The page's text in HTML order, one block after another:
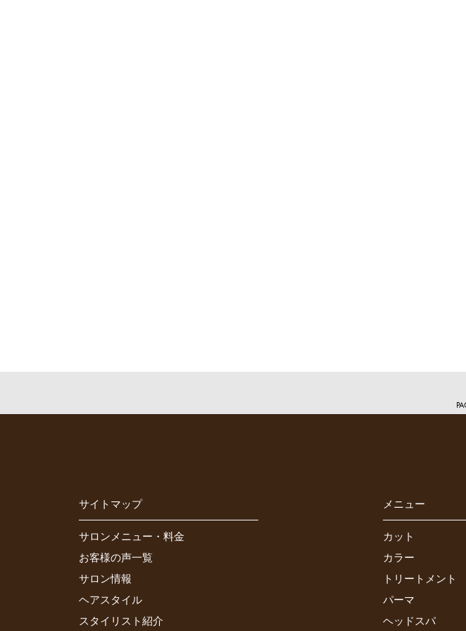
サイトマップ
サロンメニュー・料金
お客様の声一覧
サロン情報
ヘアスタイル
スタイリスト紹介
メニュー
カット
カラー
トリートメント
パーマ
ヘッドスパ